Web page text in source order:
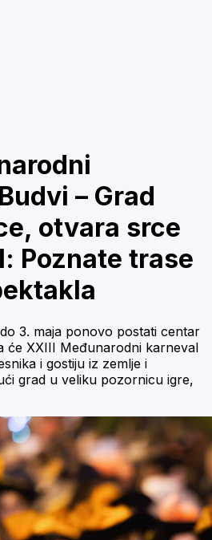
– Grad
otvara srce
Poznate trase
3. maja ponovo postati centar
će XXIII Međunarodni karneval
i gostiju iz zemlje i
grad u veliku pozornicu igre,